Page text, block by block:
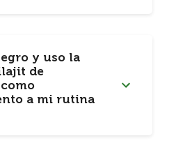
y uso la
de
como
a mi rutina